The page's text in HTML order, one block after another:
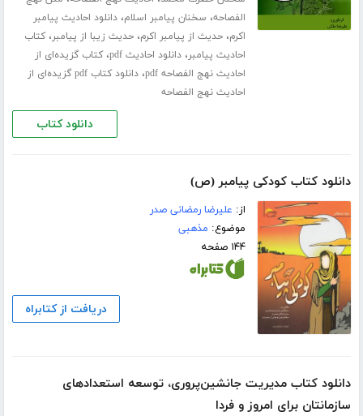
الفصاحه، سخنان پیامبر اسلام،دانلود احادیث پیامبر
اکرم،حدیث از پیامبر اکرم،حدیث زیبا از پیامبر،کتاب
احادیث پیامبر،دانلود احادیث pdf ،کتاب گزیده‌ای از
احادیث نهج الفصاحه pdf
،
دانلود کتاب pdf گزیده‌ای از
احادیث نهج الفصاحه
دانلود کتاب
دانلود کتاب کودکی پیامبر (ص)
از: علیرضا رمضانی صدر
موضوع: مذهبی
۱۴۴ صفحه
دریافت از کتابراه
دانلود کتاب مدیریت جانشین‌پروری، توسعه استعدادهای
سازمانتان برای امروز و فردا